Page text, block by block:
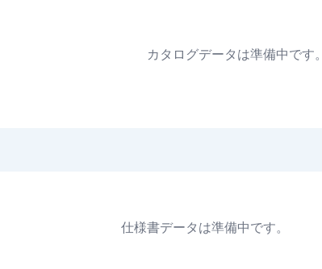
カタログデータは準備中です。
仕様書データは準備中です。